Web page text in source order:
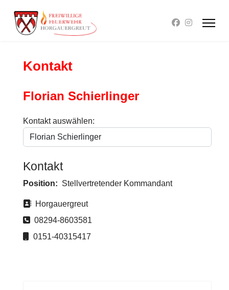
Kontakt
Florian Schierlinger
Kontakt auswählen:
Kontakt
Position: Stellvertretender Kommandant
Adresse
Horgauergreut
Telefon
08294-8603581
Mobil
0151-40315417